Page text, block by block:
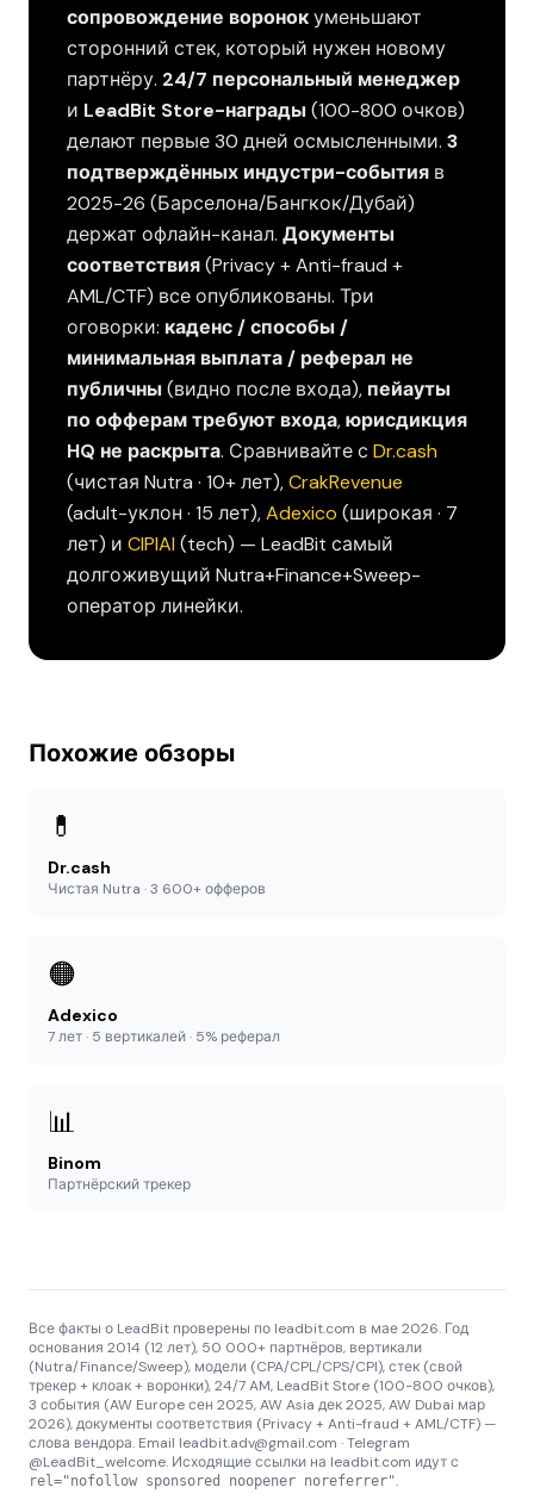
сопровождение воронокуменьшают
сторонний стек, который нужен новому
партнёру. 24/7 персональный менеджер
и LeadBit Store-награды(100-800 очков)
делают первые 30 дней осмысленными. 3
подтверждённых индустри-события в
2025-26 (Барселона/Бангкок/Дубай)
держат офлайн-канал. Документы
соответствия(Privacy + Anti-fraud +
AML/CTF) все опубликованы. Три
оговорки: каденс / способы /
минимальная выплата / реферал не
публичны(видно после входа), пейауты
по офферам требуют входа,юрисдикция
HQ не раскрыта. Сравнивайте с Dr.cash
(чистая Nutra · 10+ лет),CrakRevenue
(adult-уклон · 15 лет),Adexico (широкая · 7
лет) и CIPIAI(tech) — LeadBit самый
долгоживущий Nutra+Finance+Sweep-
оператор линейки.
Похожие обзоры
💊
Dr.cash
Чистая Nutra · 3 600+ офферов
🟠
Adexico
7 лет · 5 вертикалей · 5% реферал
📊
Binom
Партнёрский трекер
Все факты о LeadBit проверены по leadbit.com в мае 2026. Год
основания 2014 (12 лет), 50 000+ партнёров, вертикали
(Nutra/Finance/Sweep), модели (CPA/CPL/CPS/CPI), стек (свой
трекер + клоак + воронки), 24/7 AM, LeadBit Store (100-800 очков),
3 события (AW Europe сен 2025, AW Asia дек 2025, AW Dubai мар
2026), документы соответствия (Privacy + Anti-fraud + AML/CTF) —
слова вендора. Email leadbit.adv@gmail.com · Telegram
@LeadBit_welcome. Исходящие ссылки на leadbit.com идут с
rel="nofollow sponsored noopener noreferrer".